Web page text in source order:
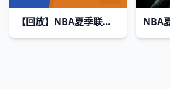
【回放】NBA夏季联赛 活塞VS尼克斯